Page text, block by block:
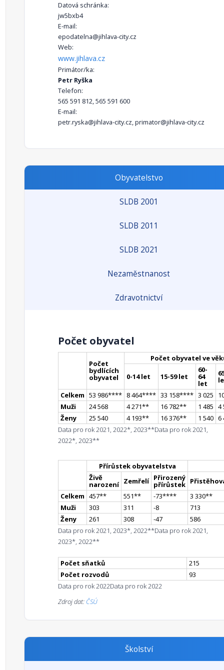
Datová schránka:
jw5bxb4
E-mail:
epodatelna@jihlava-city.cz
Web:
www.jihlava.cz
Primátor/ka:
Petr Ryška
Telefon:
565 591 812, 565 591 600
E-mail:
petr.ryska@jihlava-city.cz, primator@jihlava-city.cz
Obyvatelstvo
SLDB 2001
SLDB 2011
SLDB 2021
Nezaměstnanost
Zdravotnictví
Počet obyvatel
Počet
bydlících
obyvatel
Počet obyvatel ve
0-14 let 15-59 let
60-
64
let
Celkem 53 986**** 8 464**** 33 158**** 3 025
Muži
24 568 4 271** 16 782** 1 485 4
Ženy
25 540 4 193** 16 376** 1 540 6
Data pro rok 2021, 2022*, 2023**Data pro rok 2021,
2022*, 2023**
Přírůstek obyvatelstva
Živě
narození Zemřelí Přirozený
přírůstek
Celkem 457** 551** -73**** 3 330**
Muži
303 311 -8
713
Ženy
261 308 -47
586
Data pro rok 2021, 2023*, 2022**Data pro rok 2021,
2023*, 2022**
Počet sňatků
215
Počet rozvodů
93
Data pro rok 2022Data pro rok 2022
Zdroj dat: ČSÚ
Školství